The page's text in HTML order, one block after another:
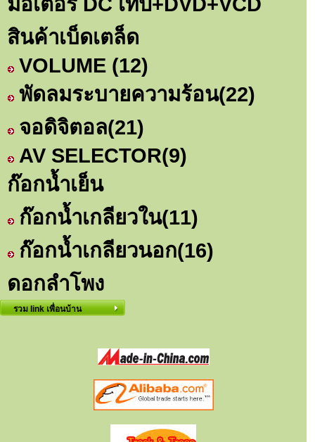
สินค้าเบ็ดเตล็ด
VOLUME (12)
พัดลมระบายความร้อน(22)
จอดิจิตอล(21)
AV SELECTOR(9)
ก๊อกน้ำเย็น
ก๊อกน้ำเกลียวใน(11)
ก๊อกน้ำเกลียวนอก(16)
ดอกลำโพง
รวม link เพื่อนบ้าน